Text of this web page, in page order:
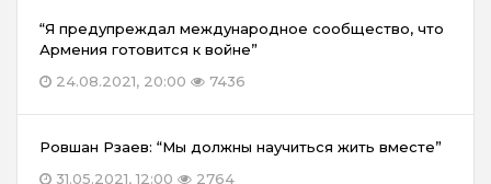
“Я предупреждал международное сообщество, что
Армения готовится к войне”
24.08.2021, 20:00
7436
Ровшан Рзаев: “Мы должны научиться жить вместе”
31.05.2021, 12:00
2764